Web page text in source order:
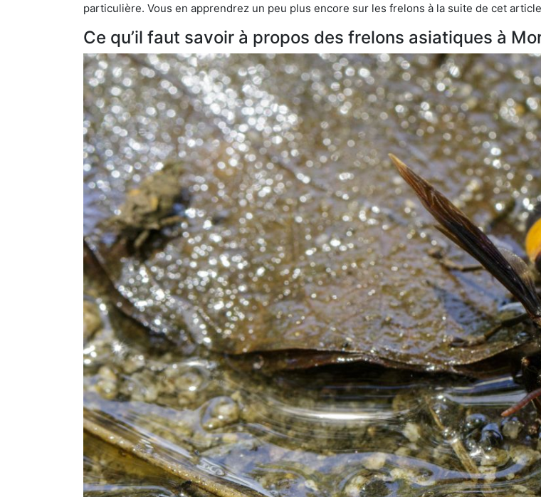
particulière. Vous en apprendrez un peu plus encore sur les frelons à la suite de cet
Ce qu’il faut savoir à propos des frelons asiatiques à